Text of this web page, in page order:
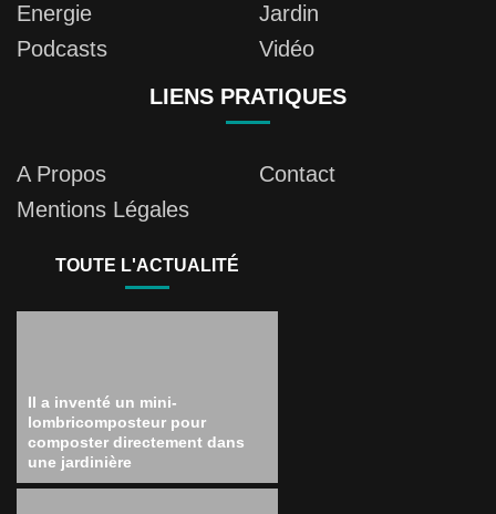
Energie
Jardin
Podcasts
Vidéo
LIENS PRATIQUES
A Propos
Contact
Mentions Légales
TOUTE L'ACTUALITÉ
Il a inventé un mini-
lombricomposteur pour
composter directement dans
une jardinière